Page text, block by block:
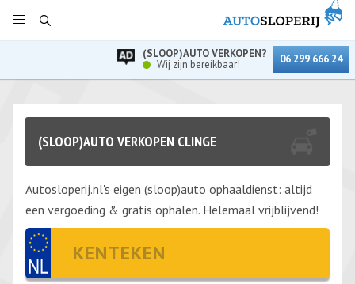
(SLOOP)AUTO VERKOPEN?
Wij zijn bereikbaar!
06 299 666 24
(SLOOP)AUTO VERKOPEN CLINGE
Autosloperij.nl's eigen (sloop)auto ophaaldienst: altijd
een vergoeding & gratis ophalen. Helemaal vrijblijvend!